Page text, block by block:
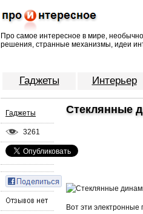
Про самое интересное в мире,
решения, странные механизмы, идеи
Гаджеты Интерьер
Гаджеты
3261
Стеклянные
Вот эти